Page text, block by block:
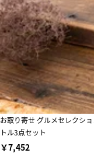
お取り寄せ グルメセレクシ
トル3点セット
￥7,452